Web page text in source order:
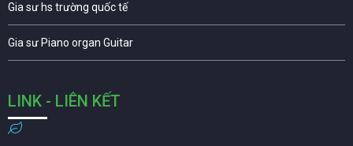
Gia sư hs trường quốc tế
Gia sư Piano organ Guitar
LINK - LIÊN KẾT